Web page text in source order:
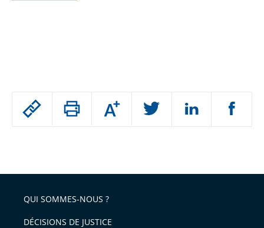
Passer
arriver
après
Augmenter
ou
l'article
pour
QUI SOMMES-NOUS ?
DÉCISIONS DE JUSTICE